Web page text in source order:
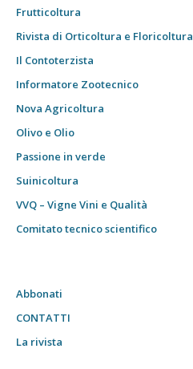
Frutticoltura
Rivista di Orticoltura e Floricoltura
Il Contoterzista
Informatore Zootecnico
Nova Agricoltura
Olivo e Olio
Passione in verde
Suinicoltura
VVQ – Vigne Vini e Qualità
Comitato tecnico scientifico
Abbonati
CONTATTI
La rivista